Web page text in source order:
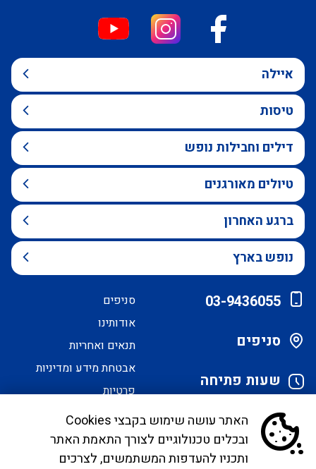
איילה
טיסות
דילים וחבילות נופש
טיולים מאורגנים
ברגע האחרון
נופש בארץ
03-9436055
סניפים
שעות פתיחה
סניפים
אודותינו
תנאים ואחריות
אבטחת מידע ומדיניות
פרטיות
הסדרי נגישות
לקוחות יקרים, בימים אלו אנו נערכים ליישם את
האתר עושה שימוש בקבצי Cookies
ובכלים טכנולוגיים לצורך התאמת האתר
ותכניו להעדפות המשתמשים, לצרכים